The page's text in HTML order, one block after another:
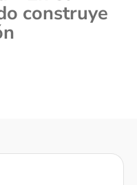
construye